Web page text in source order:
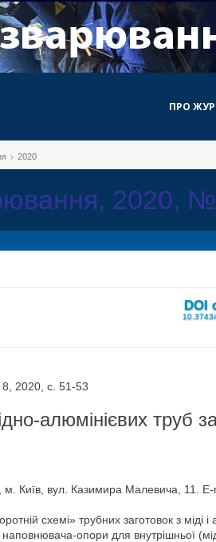
ПРО
2020
2020,
DOI
2020, с. 51-53
алюмінієвих труб
Київ, вул. Казимира Малевича, 11.
схемі» трубних заготовок з
опори для внутрішньої